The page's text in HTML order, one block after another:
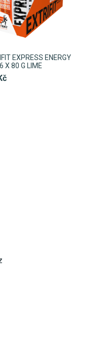
EXPRESS ENERGY
X 80 G LIME